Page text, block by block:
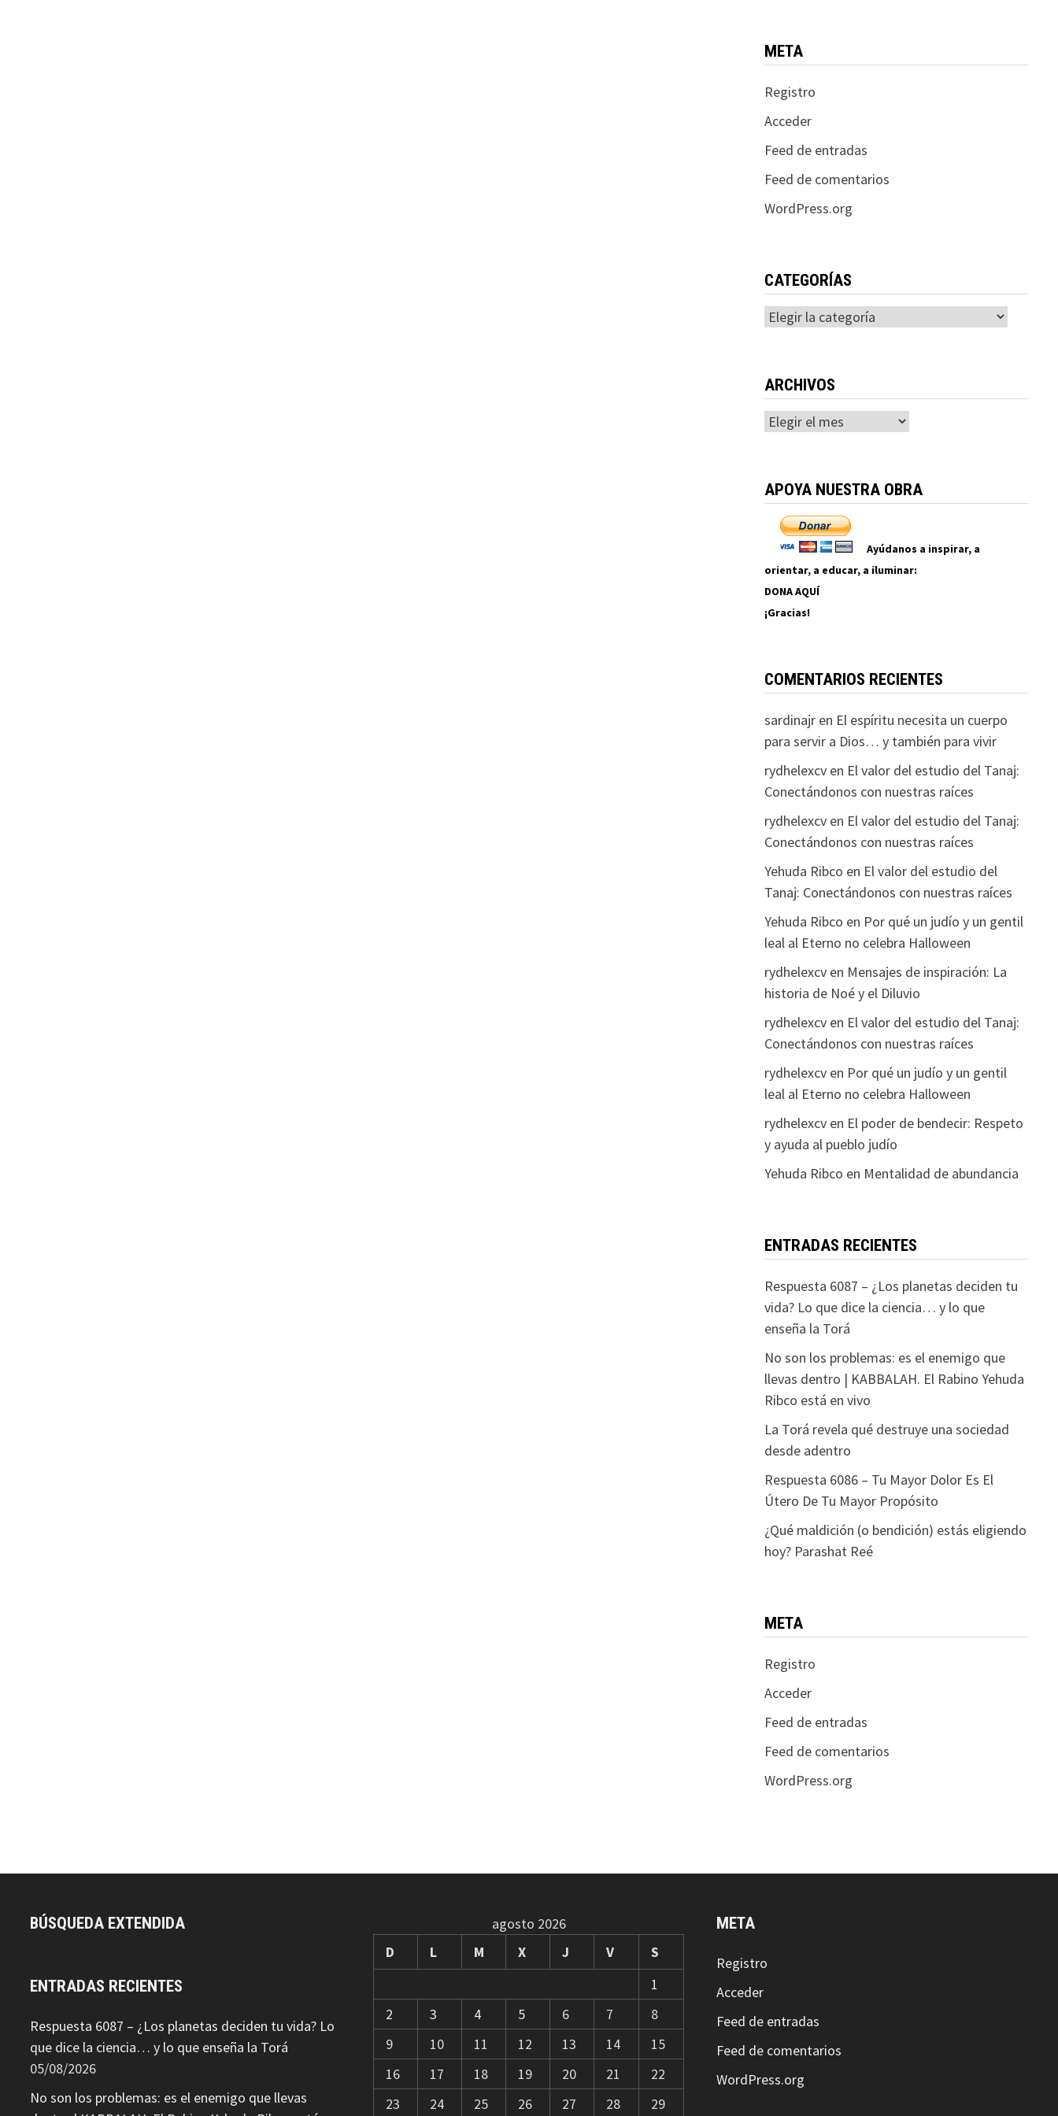
META
Registro
Acceder
Feed de entradas
Feed de comentarios
WordPress.org
CATEGORÍAS
Categorías
ARCHIVOS
Archivos
APOYA NUESTRA OBRA
Ayúdanos a inspirar, a
orientar, a educar, a iluminar:
DONA AQUÍ
¡Gracias!
COMENTARIOS RECIENTES
sardinajren El espíritu necesita un cuerpo
para servir a Dios… y también para vivir
rydhelexcven El valor del estudio del Tanaj:
Conectándonos con nuestras raíces
rydhelexcven El valor del estudio del Tanaj:
Conectándonos con nuestras raíces
Yehuda Ribco en El valor del estudio del
Tanaj: Conectándonos con nuestras raíces
Yehuda Ribco en Por qué un judío y un gentil
leal al Eterno no celebra Halloween
rydhelexcven Mensajes de inspiración: La
historia de Noé y el Diluvio
rydhelexcven El valor del estudio del Tanaj:
Conectándonos con nuestras raíces
rydhelexcven Por qué un judío y un gentil
leal al Eterno no celebra Halloween
rydhelexcven El poder de bendecir: Respeto
y ayuda al pueblo judío
Yehuda Ribco en Mentalidad de abundancia
ENTRADAS RECIENTES
Respuesta 6087 – ¿Los planetas deciden tu
vida? Lo que dice la ciencia… y lo que
enseña la Torá
No son los problemas: es el enemigo que
llevas dentro | KABBALAH. El Rabino Yehuda
Ribco está en vivo
La Torá revela qué destruye una sociedad
desde adentro
Respuesta 6086 – Tu Mayor Dolor Es El
Útero De Tu Mayor Propósito
¿Qué maldición (o bendición) estás eligiendo
hoy? Parashat Reé
META
Registro
Acceder
Feed de entradas
Feed de comentarios
WordPress.org
BÚSQUEDA EXTENDIDA
ENTRADAS RECIENTES
Respuesta 6087 – ¿Los planetas deciden tu vida? Lo
que dice la ciencia… y lo que enseña la Torá
05/08/2026
No son los problemas: es el enemigo que llevas
agosto 2026
D
L M X J V
S
1
2
3 4 5 6 7
8
9
10 11 12 13 14
15
16
17 18 19 20 21
22
23
24 25 26 27 28 29
META
Registro
Acceder
Feed de entradas
Feed de comentarios
WordPress.org